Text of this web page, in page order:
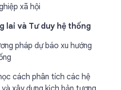
xã hội
lai và Tư duy hệ thống
pháp dự báo xu hướng
cách phân tích các hệ